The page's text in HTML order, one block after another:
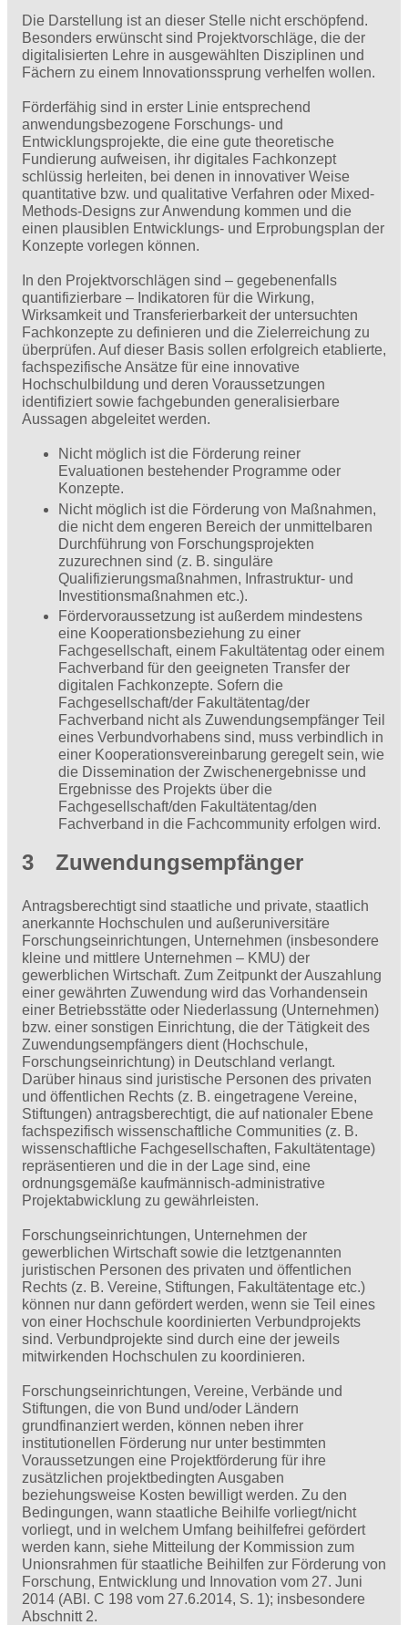
Die Darstellung ist an dieser Stelle nicht erschöpfend.
Besonders erwünscht sind Projektvorschläge, die der
digitalisierten Lehre in ausgewählten Disziplinen und
Fächern zu einem Innovationssprung verhelfen wollen.
Förderfähig sind in erster Linie entsprechend
anwendungsbezogene Forschungs- und
Entwicklungsprojekte, die eine gute theoretische
Fundierung aufweisen, ihr digitales Fachkonzept
schlüssig herleiten, bei denen in innovativer Weise
quantitative bzw. und qualitative Verfahren oder Mixed-
Methods-Designs zur Anwendung kommen und die
einen plausiblen Entwicklungs- und Erprobungsplan der
Konzepte vorlegen können.
In den Projektvorschlägen sind – gegebenenfalls
quantifizierbare – Indikatoren für die Wirkung,
Wirksamkeit und Transferierbarkeit der untersuchten
Fachkonzepte zu definieren und die Zielerreichung zu
überprüfen. Auf dieser Basis sollen erfolgreich etablierte,
fachspezifische Ansätze für eine innovative
Hochschulbildung und deren Voraussetzungen
identifiziert sowie fachgebunden generalisierbare
Aussagen abgeleitet werden.
Nicht möglich ist die Förderung reiner
Evaluationen bestehender Programme oder
Konzepte.
Nicht möglich ist die Förderung von Maßnahmen,
die nicht dem engeren Bereich der unmittelbaren
Durchführung von Forschungsprojekten
zuzurechnen sind (z. B. singuläre
Qualifizierungsmaßnahmen, Infrastruktur- und
Investi­tionsmaßnahmen etc.).
Fördervoraussetzung ist außerdem mindestens
eine Kooperationsbeziehung zu einer
Fachgesellschaft, einem Fakultätentag oder einem
Fachverband für den geeigneten Transfer der
digitalen Fachkonzepte. Sofern die
Fachgesellschaft/der Fakultätentag/der
Fachverband nicht als Zuwendungsempfänger Teil
eines Verbundvorhabens sind, muss verbindlich in
einer Kooperationsvereinbarung geregelt sein, wie
die Dissemination der Zwischenergebnisse und
Ergebnisse des Projekts über die
Fachgesellschaft/den Fakultätentag/den
Fachverband in die Fachcommunity erfolgen wird.
3 Zuwendungsempfänger
Antragsberechtigt sind staatliche und private, staatlich
anerkannte Hochschulen und außeruniversitäre
Forschungseinrichtungen, Unternehmen (insbesondere
kleine und mittlere Unternehmen – KMU) der
gewerblichen Wirtschaft. Zum Zeitpunkt der Auszahlung
einer gewährten Zuwendung wird das Vorhandensein
einer Betriebsstätte oder Nieder­lassung (Unternehmen)
bzw. einer sonstigen Einrichtung, die der Tätigkeit des
Zuwendungsempfängers dient (Hochschule,
Forschungseinrichtung) in Deutschland verlangt.
Darüber hinaus sind juristische Personen des privaten
und öffentlichen Rechts (z. B. eingetragene Vereine,
Stiftungen) antragsberechtigt, die auf nationaler Ebene
fachspezifisch wissenschaftliche Communities (z. B.
wissenschaftliche Fachgesellschaften, Fakultätentage)
repräsentieren und die in der Lage sind, eine
ordnungsgemäße kaufmännisch-administrative
Projektabwicklung zu gewährleisten.
Forschungseinrichtungen, Unternehmen der
gewerblichen Wirtschaft sowie die letztgenannten
juristischen Personen des privaten und öffentlichen
Rechts (z. B. Vereine, Stiftungen, Fakultätentage etc.)
können nur dann gefördert werden, wenn sie Teil eines
von einer Hochschule koordinierten Verbundprojekts
sind. Verbundprojekte sind durch eine der jeweils
mitwirkenden Hochschulen zu koordinieren.
Forschungseinrichtungen, Vereine, Verbände und
Stiftungen, die von Bund und/oder Ländern
grundfinanziert werden, können neben ihrer
institutionellen Förderung nur unter bestimmten
Voraussetzungen eine Projektförderung für ihre
zusätzlichen projektbedingten Ausgaben
beziehungsweise Kosten bewilligt werden. Zu den
Bedingungen, wann staatliche Beihilfe vorliegt/nicht
vorliegt, und in welchem Umfang beihilfefrei gefördert
werden kann, siehe Mitteilung der Kommission zum
Unionsrahmen für staatliche Beihilfen zur Förderung von
Forschung, Entwicklung und Innovation vom 27. Juni
2014 (ABl. C 198 vom 27.6.2014, S. 1); insbesondere
Abschnitt 2.